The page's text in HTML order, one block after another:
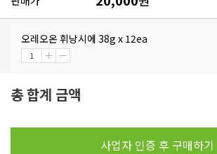
오레오온 휘낭시에 38g x 12ea
총 합계 금액
사업자 인증 후 구매하기